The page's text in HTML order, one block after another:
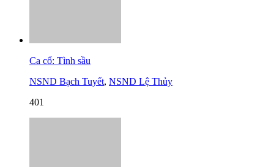
Ca cổ: Tình sầu
NSND Bạch Tuyết, NSND Lệ Thủy
401